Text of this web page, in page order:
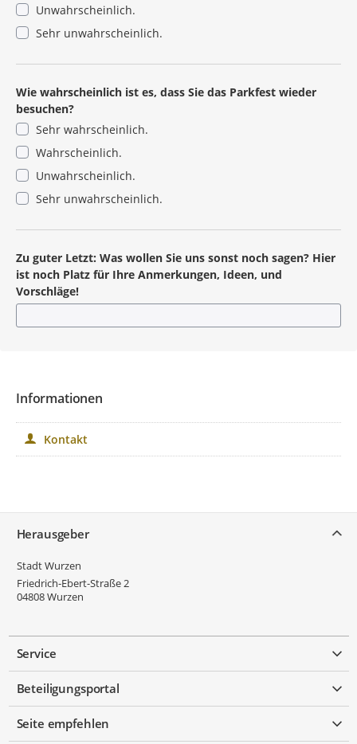
Unwahrscheinlich.
Sehr unwahrscheinlich.
Wie wahrscheinlich ist es, dass Sie das Parkfest wieder
besuchen?
Sehr wahrscheinlich.
Wahrscheinlich.
Unwahrscheinlich.
Sehr unwahrscheinlich.
Zu guter Letzt: Was wollen Sie uns sonst noch sagen? Hier
ist noch Platz für Ihre Anmerkungen, Ideen, und
Vorschläge!
Informationen
Kontakt
Herausgeber
Stadt Wurzen
Friedrich-Ebert-Straße 2
04808Wurzen
Service
Beteiligungsportal
Seite empfehlen